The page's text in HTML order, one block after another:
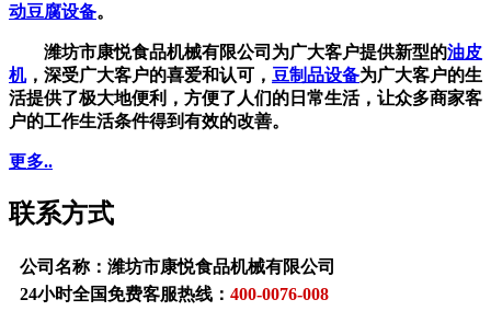
动豆腐设备。
潍坊市康悦食品机械有限公司为广大客户提供新型的油皮
机，深受广大客户的喜爱和认可， 豆制品设备为广大客户的生
活提供了极大地便利，方便了人们的日常生活，让众多商家客
户的工作生活条件得到有效的改善。
更多..
联系方式
公司名称：潍坊市康悦食品机械有限公司
24小时全国免费客服热线： 400-0076-008